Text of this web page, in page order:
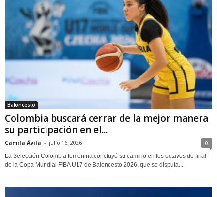
Baloncesto
Colombia buscará cerrar de la mejor manera
su participación en el...
Camila Ávila - julio 16, 2026 0
La Selección Colombia femenina concluyó su camino en los octavos de final
de la Copa Mundial FIBA U17 de Baloncesto 2026, que se disputa...